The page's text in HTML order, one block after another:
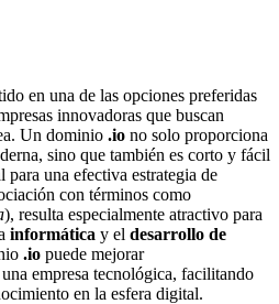
en una de las opciones preferidas
innovadoras que buscan
Un dominio .io no solo proporciona
sino que también es corto y fácil
para una efectiva estrategia de
con términos como
), resulta especialmente atractivo para
informática y el desarrollo de
.io puede mejorar
empresa tecnológica, facilitando
en la esfera digital.